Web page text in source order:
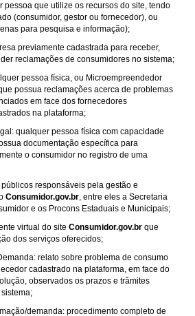
pessoa que utilize os recursos do site, tendo
(consumidor, gestor ou fornecedor), ou
para pesquisa e informação);
previamente cadastrada para receber,
reclamações de consumidores no sistema;
pessoa física, ou Microempreendedor
possua reclamações acerca de problemas
em face dos fornecedores
na plataforma;
qualquer pessoa física com capacidade
documentação específica para
o consumidor no registro de uma
responsáveis pela gestão e
Consumidor.gov.br, entre eles a Secretaria
e os Procons Estaduais e Municipais;
virtual do site Consumidor.gov.br que
dos serviços oferecidos;
relato sobre problema de consumo
cadastrado na plataforma, em face do
observados os prazos e trâmites
demanda: procedimento completo de